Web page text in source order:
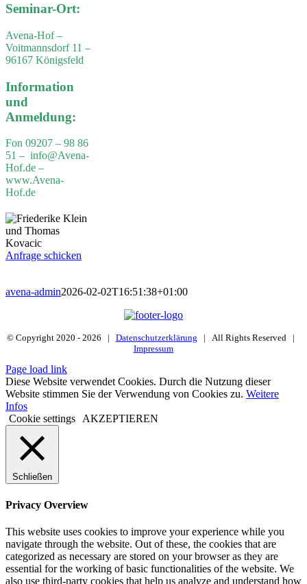
Seminar-Ort:
Avena-Hof –
Voitmannsdorf 11 –
96167 Königsfeld
Information
und
Anmeldung:
Fon 09207 – 98 86
51 – info@Avena-
Hof.de –
www.Avena-
Hof.de
Anfrage schicken
avena-admin2026-02-02T16:51:38+01:00
© Copyright 2020 - 2026 | Datenschutzerklärung | All Rights Reserved |
Impressum
Page load link
Diese Website verwendet Cookies. Durch die Nutzung dieser
Website stimmen Sie der Verwendung von Cookies zu. Weitere
Infos
Cookie settings AKZEPTIEREN
Schließen
Privacy Overview
This website uses cookies to improve your experience while you
navigate through the website. Out of these, the cookies that are
categorized as necessary are stored on your browser as they are
essential for the working of basic functionalities of the website. We
also use third-party cookies that help us analyze and understand how